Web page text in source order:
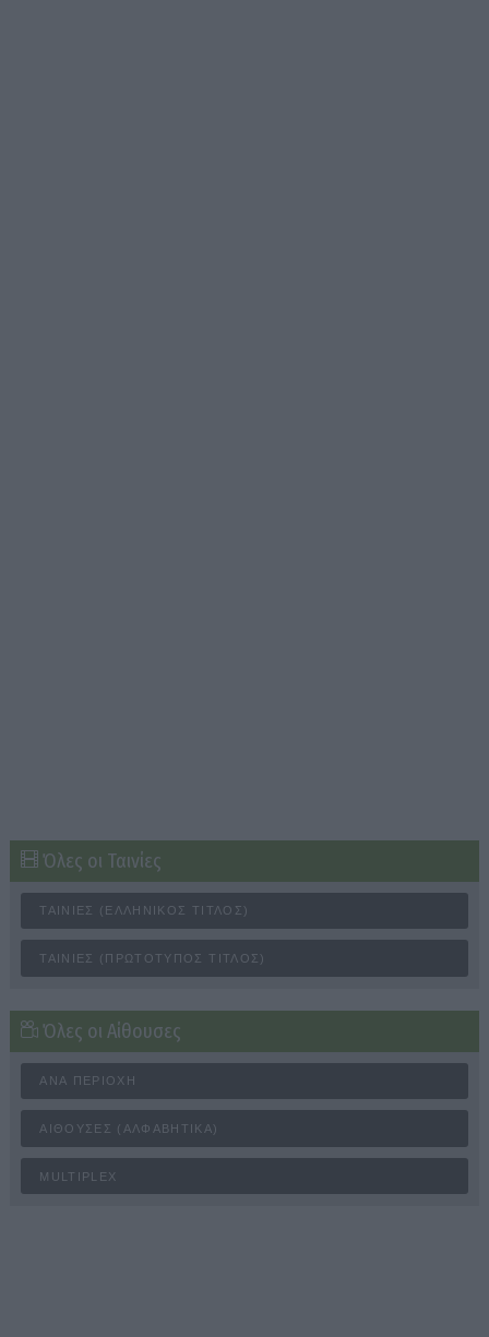
Όλες οι Ταινίες
ΤΑΙΝΊΕΣ (ΕΛΛΗΝΙΚΌΣ ΤΊΤΛΟΣ)
ΤΑΙΝΊΕΣ (ΠΡΩΤΌΤΥΠΟΣ ΤΊΤΛΟΣ)
Όλες οι Αίθουσες
ΑΝΆ ΠΕΡΙΟΧΉ
ΑΊΘΟΥΣΕΣ (ΑΛΦΑΒΗΤΙΚΆ)
MULTIPLEX